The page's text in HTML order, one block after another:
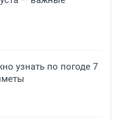
узнать по погоде 7